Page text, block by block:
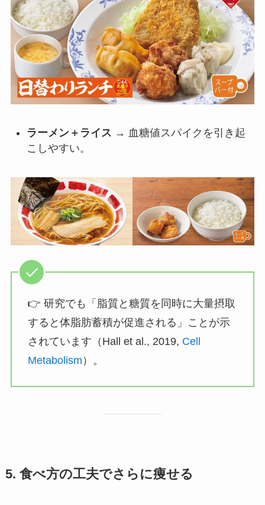
ラーメン＋ライス → 血糖値スパイクを引き起
こしやすい。
👉 研究でも「脂質と糖質を同時に大量摂取
すると体脂肪蓄積が促進される」ことが示
されています（Hall et al., 2019, Cell
Metabolism ）。
5. 食べ方の工夫でさらに痩せる